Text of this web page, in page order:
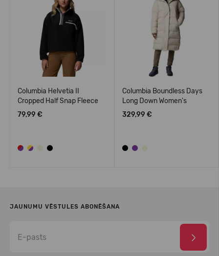
Columbia Helvetia II
Cropped Half Snap Fleece
79,99 €
Columbia Boundless Days
Long Down Women's
329,99 €
JAUNUMU VĒSTULES ABONĒŠANA